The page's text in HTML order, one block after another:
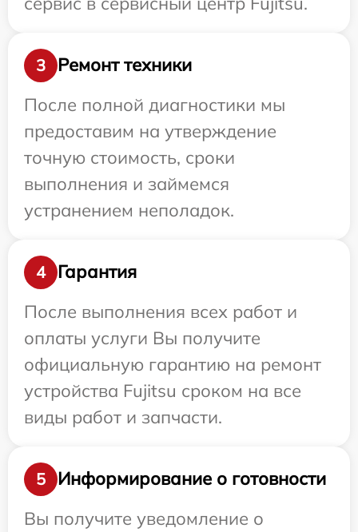
3
Ремонт техники
После полной диагностики мы
предоставим на утверждение
точную стоимость, сроки
выполнения и займемся
устранением неполадок.
4
Гарантия
После выполнения всех работ и
оплаты услуги Вы получите
официальную гарантию на ремонт
устройства Fujitsu сроком на все
виды работ и запчасти.
5
Информирование о готовности
Вы получите уведомление о